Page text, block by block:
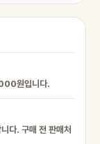
원입니다.
다. 구매 전 판매처